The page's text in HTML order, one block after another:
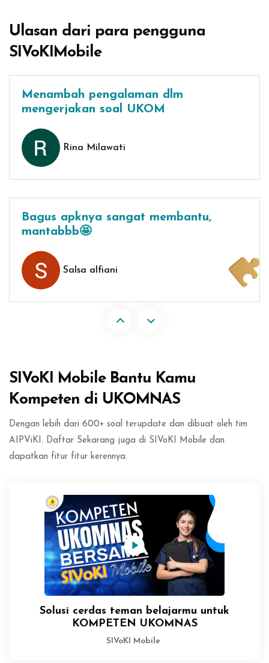
Ulasan dari para pengguna
SIVoKIMobile
Menambah pengalaman dlm
mengerjakan soal UKOM
Rina Milawati
Bagus apknya sangat membantu,
mantabbb🤩
Salsa alfiani
Abaikan [Edma] About Area
SIVoKI Mobile Bantu Kamu
Kompeten di UKOMNAS
Dengan lebih dari 600+ soal terupdate dan dibuat oleh tim
AIPViKI. Daftar Sekarang juga di SIVoKI Mobile dan
dapatkan fitur fitur kerennya.
Solusi cerdas teman belajarmu untuk
KOMPETEN UKOMNAS
SIVoKI Mobile